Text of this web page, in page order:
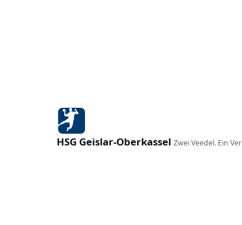
HSG Geislar-Oberkassel Zwei Veedel. Ein